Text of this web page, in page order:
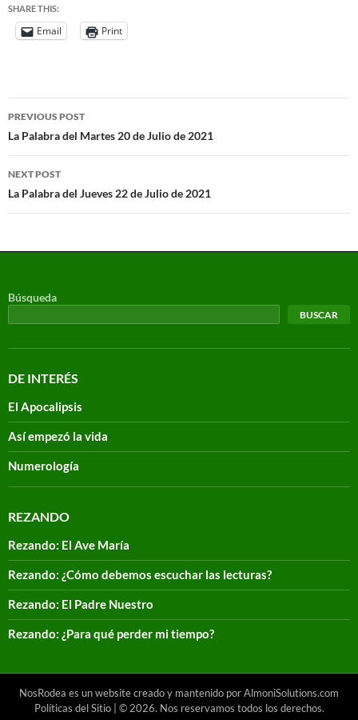
SHARE THIS:
Email Print
PREVIOUS POST
La Palabra del Martes 20 de Julio de 2021
NEXT POST
La Palabra del Jueves 22 de Julio de 2021
Búsqueda
BUSCAR
DE INTERÉS
El Apocalipsis
Así empezó la vida
Numerología
REZANDO
Rezando: El Ave María
Rezando: ¿Cómo debemos escuchar las lecturas?
Rezando: El Padre Nuestro
Rezando: ¿Para qué perder mi tiempo?
NosRodea es un website creado y mantenido por AlmoniSolutions.com
Políticas del Sitio| © 2026. Nos reservamos todos los derechos.